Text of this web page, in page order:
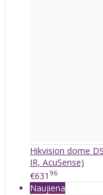
Hikvision dome
IR, AcuSense)
€631 96
Naujiena